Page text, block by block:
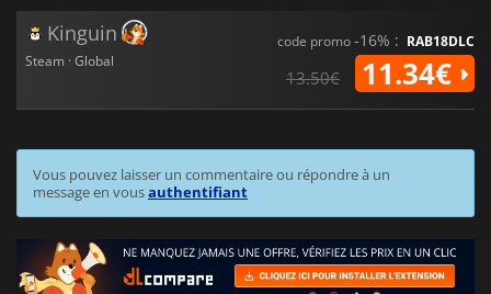
Kinguin
Steam · Global
code promo-16% : RAB18DLC
13.50€ 11.34€
Vous pouvez laisser un commentaire ou répondre à un
message en vousauthentifiant